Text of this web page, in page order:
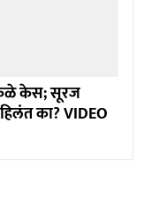
केस; सूरज
का? VIDEO